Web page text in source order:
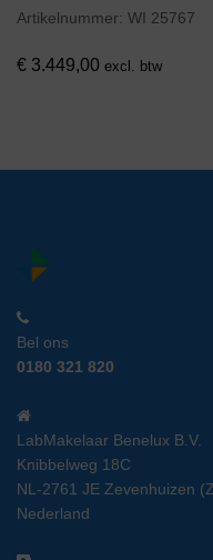
Artikelnummer: WI 25767
€ 3.449,00 excl. btw
Bel ons
0180 321 820
LabMakelaar Benelux B.V.
Knibbelweg 18C
NL-2761 JE Zevenhuizen
Nederland